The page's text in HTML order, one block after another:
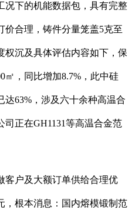
况下的机能数据包，具有完整
价合理，铸件分量笼盖5克至
权沉及具体评估内容如下，保
㎡，同比增加8.7%，此中硅
63%，涉及六十余种高温合
正在GH1131等高温合金范
户及大额订单供给合理优
，根本消息：国内熔模锻制范